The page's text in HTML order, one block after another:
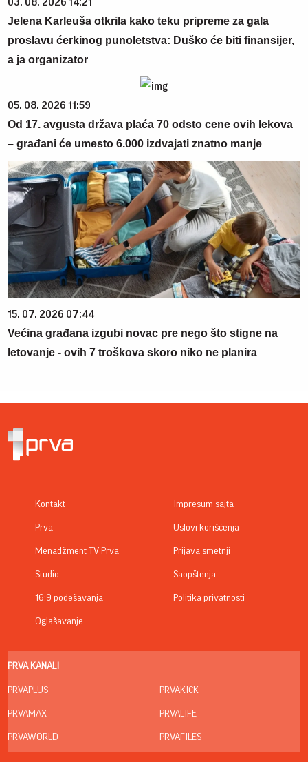
Jelena Karleuša otkrila kako teku pripreme za gala
proslavu ćerkinog punoletstva: Duško će biti finansijer,
a ja organizator
05. 08. 2026 11:59
Od 17. avgusta država plaća 70 odsto cene ovih lekova
– građani će umesto 6.000 izdvajati znatno manje
15. 07. 2026 07:44
Većina građana izgubi novac pre nego što stigne na
letovanje - ovih 7 troškova skoro niko ne planira
Kontakt
Prva
Menadžment TV Prva
Studio
16:9 podešavanja
Oglašavanje
Impresum sajta
Uslovi korišćenja
Prijava smetnji
Saopštenja
Politika privatnosti
PRVA KANALI
PRVAPLUS
PRVAMAX
PRVAWORLD
PRVAKICK
PRVALIFE
PRVAFILES